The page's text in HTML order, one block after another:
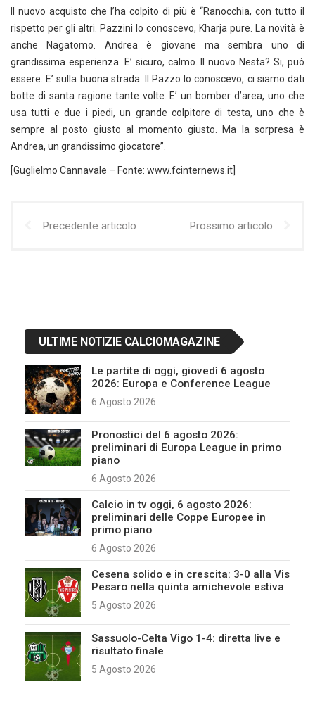
Il nuovo acquisto che l’ha colpito di più è “Ranocchia, con tutto il
rispetto per gli altri. Pazzini lo conoscevo, Kharja pure. La novità è
anche Nagatomo. Andrea è giovane ma sembra uno di
grandissima esperienza. E’ sicuro, calmo. Il nuovo Nesta? Si, può
essere. E’ sulla buona strada. Il Pazzo lo conoscevo, ci siamo dati
botte di santa ragione tante volte. E’ un bomber d’area, uno che
usa tutti e due i piedi, un grande colpitore di testa, uno che è
sempre al posto giusto al momento giusto. Ma la sorpresa è
Andrea, un grandissimo giocatore”.
[Guglielmo Cannavale – Fonte: www.fcinternews.it]
Precedente articolo Prossimo articolo
ULTIME NOTIZIE CALCIOMAGAZINE
Le partite di oggi, giovedì 6 agosto
2026: Europa e Conference League
6 Agosto 2026
Pronostici del 6 agosto 2026:
preliminari di Europa League in primo
piano
6 Agosto 2026
Calcio in tv oggi, 6 agosto 2026:
preliminari delle Coppe Europee in
primo piano
6 Agosto 2026
Cesena solido e in crescita: 3-0 alla Vis
Pesaro nella quinta amichevole estiva
5 Agosto 2026
Sassuolo-Celta Vigo 1-4: diretta live e
risultato finale
5 Agosto 2026